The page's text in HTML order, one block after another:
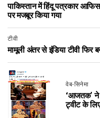
पाकिस्तान में हिंदू पत्रकार
पर मजबूर किया गया
टीवी
मामूली अंतर से इंडिया टीवी फिर
वेब-सिनेमा
‘आजतक’ ने
ट्वीट के